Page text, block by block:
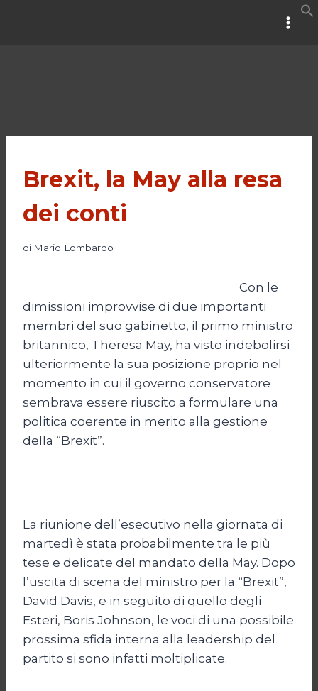
Brexit, la May alla resa
dei conti
di Mario Lombardo
Con le
dimissioni improvvise di due importanti
membri del suo gabinetto, il primo ministro
britannico, Theresa May, ha visto indebolirsi
ulteriormente la sua posizione proprio nel
momento in cui il governo conservatore
sembrava essere riuscito a formulare una
politica coerente in merito alla gestione
della “Brexit”.
La riunione dell’esecutivo nella giornata di
martedì è stata probabilmente tra le più
tese e delicate del mandato della May. Dopo
l’uscita di scena del ministro per la “Brexit”,
David Davis, e in seguito di quello degli
Esteri, Boris Johnson, le voci di una possibile
prossima sfida interna alla leadership del
partito si sono infatti moltiplicate.